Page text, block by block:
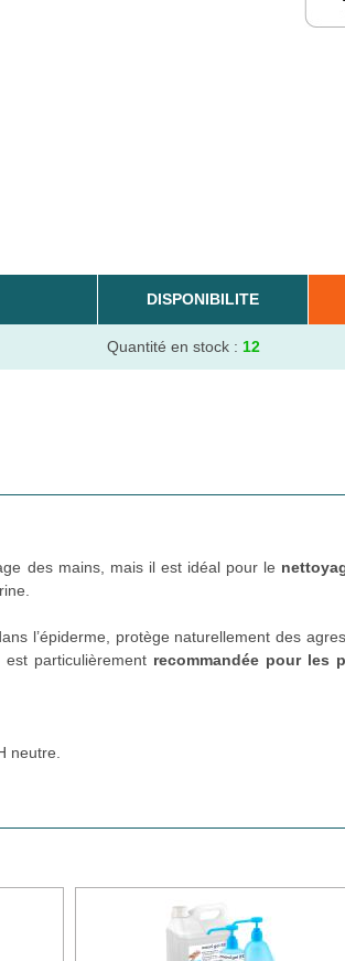
DISPONIBILITE
Quantité en stock : 12
des mains, mais il est idéal pour le
l’épiderme, protège naturellement des
particulièrement recommandée pour les
neutre.